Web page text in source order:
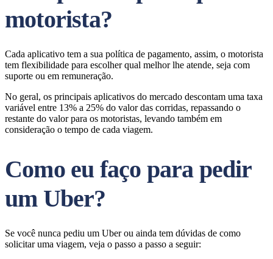
motorista?
Cada aplicativo tem a sua política de pagamento, assim, o motorista
tem flexibilidade para escolher qual melhor lhe atende, seja com
suporte ou em remuneração.
No geral, os principais aplicativos do mercado descontam uma taxa
variável entre 13% a 25% do valor das corridas, repassando o
restante do valor para os motoristas, levando também em
consideração o tempo de cada viagem.
Como eu faço para pedir
um Uber?
Se você nunca pediu um Uber ou ainda tem dúvidas de como
solicitar uma viagem, veja o passo a passo a seguir: